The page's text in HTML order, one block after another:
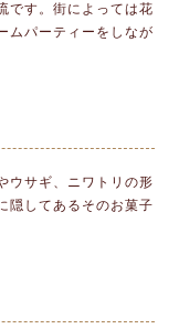
です。街によっては花
ムパーティーをしなが
ウサギ、ニワトリの形
隠してあるそのお菓子